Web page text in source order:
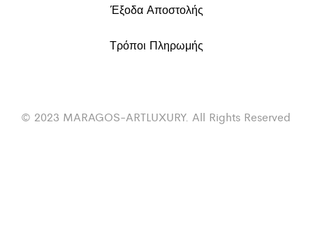
Έξοδα Αποστολής
Τρόποι Πληρωμής
© 2023 MARAGOS-ARTLUXURY. All Rights Reserved